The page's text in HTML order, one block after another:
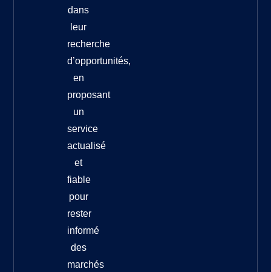
dans
leur
recherche
d’opportunités,
en
proposant
un
service
actualisé
et
fiable
pour
rester
informé
des
marchés